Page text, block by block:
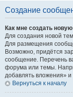
Создание
Как мне создать
Для создания новой
Для размещения
Возможно, придётся
сообщение. Перечень
форума или темы.
добавлять вложения» и
Вернуться к началу